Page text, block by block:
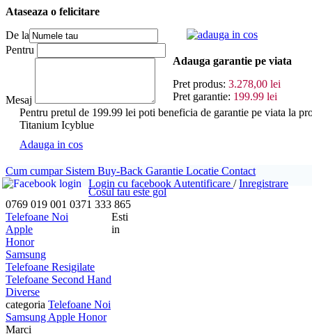
Ataseaza o felicitare
De la
Pentru
Mesaj
adauga in cos
Adauga garantie pe viata
Pentru pretul de 199.99 lei poti beneficia de garantie pe viata la
Titanium Icyblue
Pret produs: 3.278,00 lei
Pret garantie: 199.99 lei
Adauga in cos
Cum cumpar Sistem Buy-Back Garantie Locatie Contact
Login cu facebook Autentificare /Inregistrare
Cosul tau este gol
0769 019 001 0371 333 865
Telefoane Noi
Apple
Honor
Samsung
Telefoane Resigilate
Telefoane Second Hand
Diverse
Esti
in
categoria Telefoane Noi
Samsung Apple Honor
Marci